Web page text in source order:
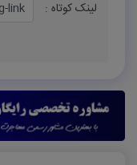
لینک کوتاه :